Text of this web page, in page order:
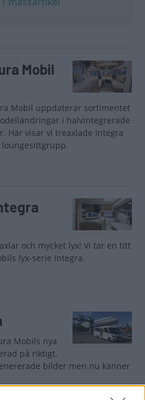
Mobil
Mobil uppdaterar sortimentet
i halvintegrerade
Här visar vi treaxlade Integra
loungesittgrupp.
och mycket lyx! Vi tar en titt
lyx-serie Integra.
Mobils nya
på riktigt.
bilder men nu känner